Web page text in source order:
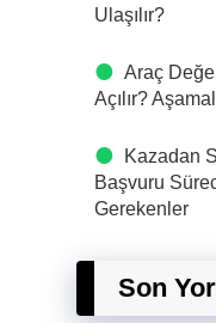
Ulaşılır?
Araç
Açılır?
Kazadan
Başvuru
Gerekenler
Son